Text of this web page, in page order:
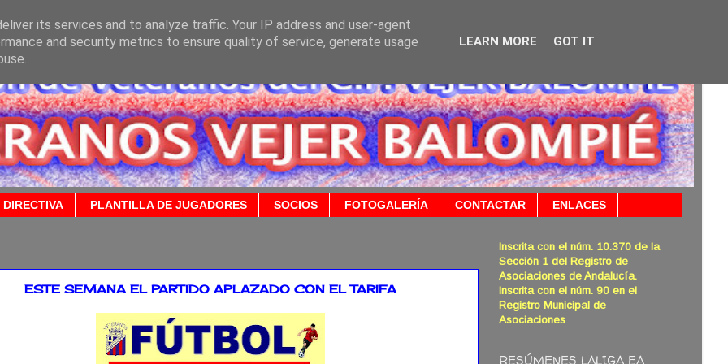
DIRECTIVA PLANTILLA DE JUGADORES SOCIOS FOTOGALERÍA CONTACTAR ENLACES
ESTE SEMANA EL PARTIDO APLAZADO CON EL TARIFA
Inscrita con el núm. 10.370 de la
Sección 1 del Registro de
Asociaciones de Andalucía.
Inscrita con el núm. 90 en el
Registro Municipal de
Asociaciones
RESÚMENES LALIGA EA
its services and to analyze traffic. Your IP address and user-agent
and security metrics to ensure quality of service, generate usage
LEARN MORE GOT IT